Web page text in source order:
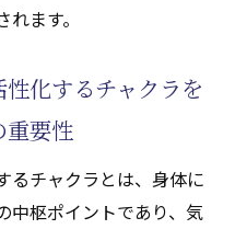
ます。
化するチャクラを
重要性
るチャクラとは、身体に
中枢ポイントであり、気